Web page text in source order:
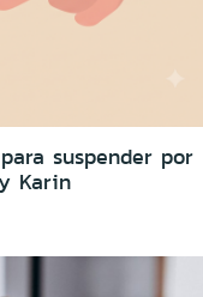
suspender por
Karin